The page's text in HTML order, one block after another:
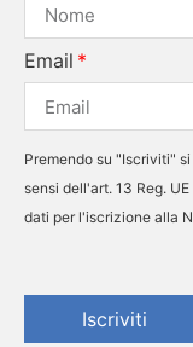
Email
Premendo su "Iscriviti"
sensi dell'art. 13 Reg.
dati per l'iscrizione alla
Iscriviti